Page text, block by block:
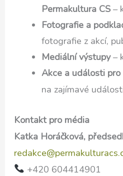
Permakultura CS–
Fotografie a
fotografie z akcí,
Mediální výstupy–
Akce a události pro
na zajímavé
Kontakt pro média
Katka Horáčková,
+420 604414901